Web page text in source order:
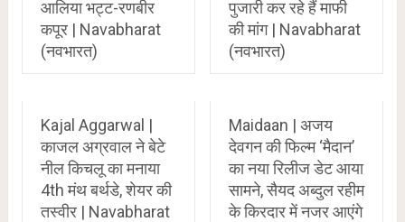
आलिया भट्ट-रणबीर
कपूर | Navabharat
(नवभारत)
पुजारी कर रहे हैं माफी
की मांग | Navabharat
(नवभारत)
Kajal Aggarwal |
काजल अग्रवाल ने बेटे
नील किचलू का मनाया
4th मंथ बर्थडे, शेयर की
तस्वीर | Navabharat
Maidaan | अजय
देवगन की फिल्म ‘मैदान’
का नया रिलीज डेट आया
सामने, सैयद अब्दुल रहीम
के किरदार में नजर आएंगे